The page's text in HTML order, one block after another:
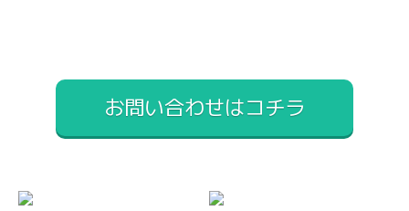
お問い合わせはコチラ